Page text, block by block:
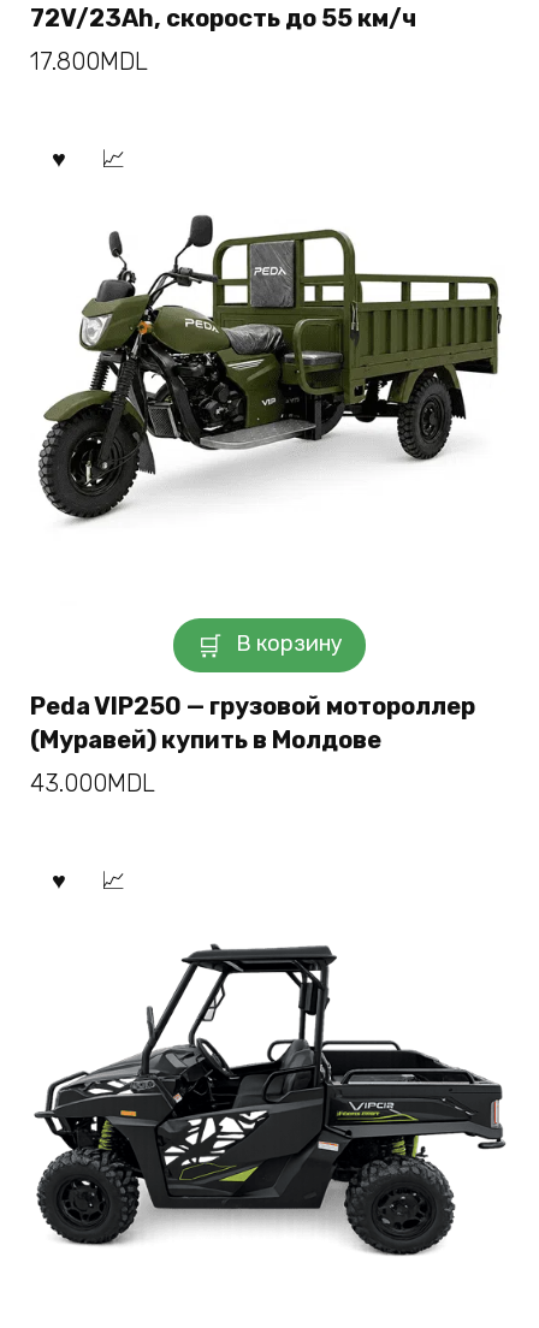
72V/23Ah, скорость до 55 км/ч
17.800MDL
В корзину
Peda VIP250 — грузовой мотороллер
(Муравей) купить в Молдове
43.000MDL